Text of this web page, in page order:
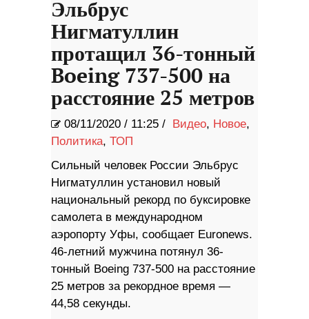
Эльбрус
Нигматуллин
протащил 36-тонный
Boeing 737-500 на
расстояние 25 метров
08/11/2020 / 11:25 / Видео, Новое,
Политика, ТОП
Сильный человек России Эльбрус
Нигматуллин установил новый
национальный рекорд по буксировке
самолета в международном
аэропорту Уфы, сообщает Euronews.
46-летний мужчина потянул 36-
тонный Boeing 737-500 на расстояние
25 метров за рекордное время —
44,58 секунды.